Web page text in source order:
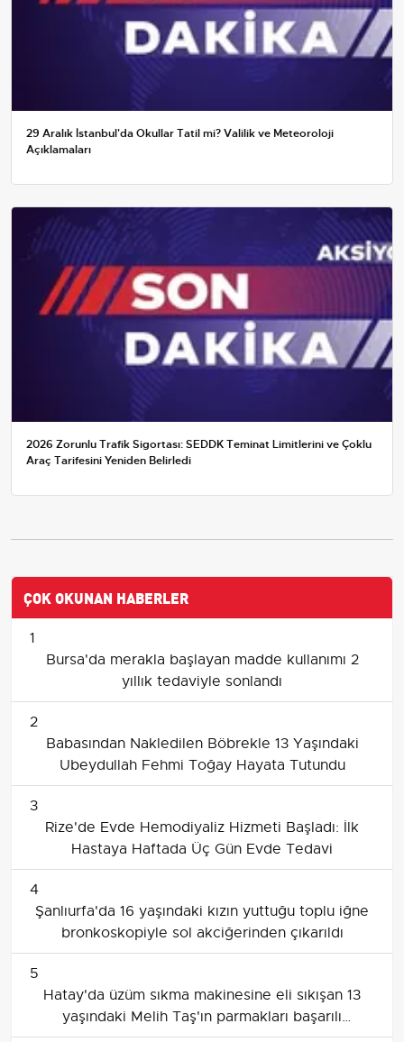
29 Aralık İstanbul'da Okullar Tatil mi? Valilik ve Meteoroloji
Açıklamaları
2026 Zorunlu Trafik Sigortası: SEDDK Teminat Limitlerini ve Çoklu
Araç Tarifesini Yeniden Belirledi
ÇOK OKUNAN HABERLER
1
Bursa'da merakla başlayan madde kullanımı 2
yıllık tedaviyle sonlandı
2
Babasından Nakledilen Böbrekle 13 Yaşındaki
Ubeydullah Fehmi Toğay Hayata Tutundu
3
Rize'de Evde Hemodiyaliz Hizmeti Başladı: İlk
Hastaya Haftada Üç Gün Evde Tedavi
4
Şanlıurfa'da 16 yaşındaki kızın yuttuğu toplu iğne
bronkoskopiyle sol akciğerinden çıkarıldı
5
Hatay'da üzüm sıkma makinesine eli sıkışan 13
yaşındaki Melih Taş'ın parmakları başarılı
ameliyatla dikildi